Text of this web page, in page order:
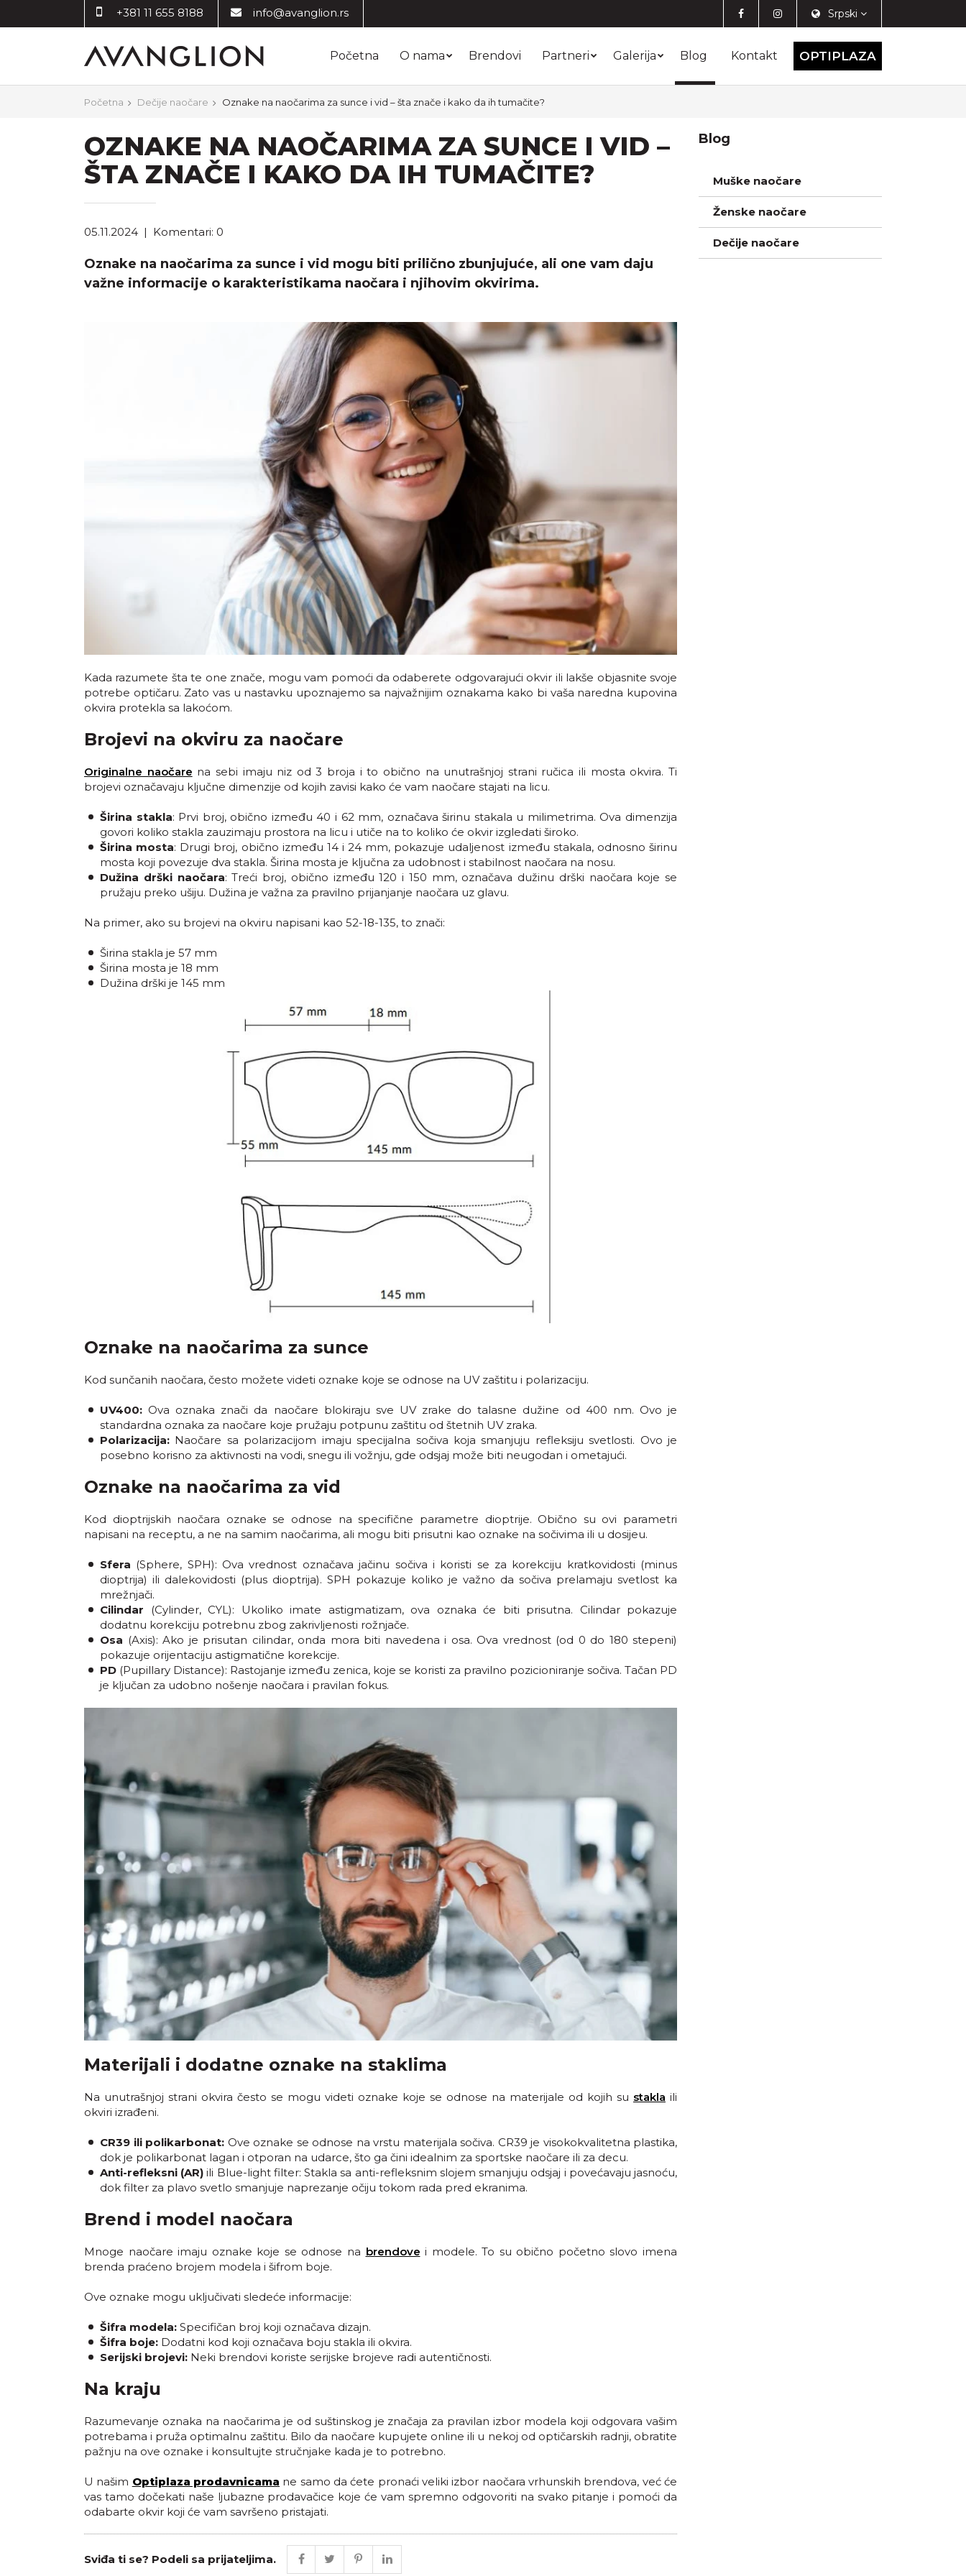
+381 11 655 8188 info@avanglion.rs Srpski
Početna O nama Brendovi Partneri Galerija Blog Kontakt OPTIPLAZA
Početna Dečije naočare Oznake na naočarima za sunce i vid – šta znače i kako da ih tumačite?
OZNAKE NA NAOČARIMA ZA SUNCE I VID –
ŠTA ZNAČE I KAKO DA IH TUMAČITE?
05.11.2024 | Komentari: 0
Oznake na naočarima za sunce i vid mogu biti prilično zbunjujuće, ali one vam daju
važne informacije o karakteristikama naočara i njihovim okvirima.
Kada razumete šta te one znače, mogu vam pomoći da odaberete odgovarajući okvir ili lakše objasnite svoje
potrebe optičaru. Zato vas u nastavku upoznajemo sa najvažnijim oznakama kako bi vaša naredna kupovina
okvira protekla sa lakoćom.
Brojevi na okviru za naočare
Originalne naočare na sebi imaju niz od 3 broja i to obično na unutrašnjoj strani ručica ili mosta okvira. Ti
brojevi označavaju ključne dimenzije od kojih zavisi kako će vam naočare stajati na licu.
Širina stakla: Prvi broj, obično između 40 i 62 mm, označava širinu stakala u milimetrima. Ova dimenzija
govori koliko stakla zauzimaju prostora na licu i utiče na to koliko će okvir izgledati široko.
Širina mosta: Drugi broj, obično između 14 i 24 mm, pokazuje udaljenost između stakala, odnosno širinu
mosta koji povezuje dva stakla. Širina mosta je ključna za udobnost i stabilnost naočara na nosu.
Dužina drški naočara: Treći broj, obično između 120 i 150 mm, označava dužinu drški naočara koje se
pružaju preko ušiju. Dužina je važna za pravilno prijanjanje naočara uz glavu.
Na primer, ako su brojevi na okviru napisani kao 52-18-135, to znači:
Širina stakla je 57 mm
Širina mosta je 18 mm
Dužina drški je 145 mm
Oznake na naočarima za sunce
Kod sunčanih naočara, često možete videti oznake koje se odnose na UV zaštitu i polarizaciju.
UV400: Ova oznaka znači da naočare blokiraju sve UV zrake do talasne dužine od 400 nm. Ovo je
standardna oznaka za naočare koje pružaju potpunu zaštitu od štetnih UV zraka.
Polarizacija: Naočare sa polarizacijom imaju specijalna sočiva koja smanjuju refleksiju svetlosti. Ovo je
posebno korisno za aktivnosti na vodi, snegu ili vožnju, gde odsjaj može biti neugodan i ometajući.
Oznake na naočarima za vid
Kod dioptrijskih naočara oznake se odnose na specifične parametre dioptrije. Obično su ovi parametri
napisani na receptu, a ne na samim naočarima, ali mogu biti prisutni kao oznake na sočivima ili u dosijeu.
Sfera (Sphere, SPH): Ova vrednost označava jačinu sočiva i koristi se za korekciju kratkovidosti (minus
dioptrija) ili dalekovidosti (plus dioptrija). SPH pokazuje koliko je važno da sočiva prelamaju svetlost ka
mrežnjači.
Cilindar (Cylinder, CYL): Ukoliko imate astigmatizam, ova oznaka će biti prisutna. Cilindar pokazuje
dodatnu korekciju potrebnu zbog zakrivljenosti rožnjače.
Osa (Axis): Ako je prisutan cilindar, onda mora biti navedena i osa. Ova vrednost (od 0 do 180 stepeni)
pokazuje orijentaciju astigmatične korekcije.
PD (Pupillary Distance): Rastojanje između zenica, koje se koristi za pravilno pozicioniranje sočiva. Tačan PD
je ključan za udobno nošenje naočara i pravilan fokus.
Materijali i dodatne oznake na staklima
Na unutrašnjoj strani okvira često se mogu videti oznake koje se odnose na materijale od kojih su stakla ili
okviri izrađeni.
CR39 ili polikarbonat: Ove oznake se odnose na vrstu materijala sočiva. CR39 je visokokvalitetna plastika,
dok je polikarbonat lagan i otporan na udarce, što ga čini idealnim za sportske naočare ili za decu.
Anti-refleksni (AR) ili Blue-light filter: Stakla sa anti-refleksnim slojem smanjuju odsjaj i povećavaju jasnoću,
dok filter za plavo svetlo smanjuje naprezanje očiju tokom rada pred ekranima.
Brend i model naočara
Mnoge naočare imaju oznake koje se odnose na brendove i modele. To su obično početno slovo imena
brenda praćeno brojem modela i šifrom boje.
Ove oznake mogu uključivati sledeće informacije:
Šifra modela: Specifičan broj koji označava dizajn.
Šifra boje: Dodatni kod koji označava boju stakla ili okvira.
Serijski brojevi: Neki brendovi koriste serijske brojeve radi autentičnosti.
Na kraju
Razumevanje oznaka na naočarima je od suštinskog je značaja za pravilan izbor modela koji odgovara vašim
potrebama i pruža optimalnu zaštitu. Bilo da naočare kupujete online ili u nekoj od optičarskih radnji, obratite
pažnju na ove oznake i konsultujte stručnjake kada je to potrebno.
U našim Optiplaza prodavnicama ne samo da ćete pronaći veliki izbor naočara vrhunskih brendova, već će
vas tamo dočekati naše ljubazne prodavačice koje će vam spremno odgovoriti na svako pitanje i pomoći da
odabarte okvir koji će vam savršeno pristajati.
Sviđa ti se? Podeli sa prijateljima.
Blog
Muške naočare
Ženske naočare
Dečije naočare